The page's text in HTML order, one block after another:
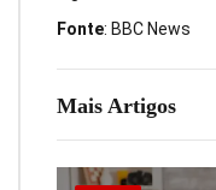
Mais Artigos
Fonte: BBC News